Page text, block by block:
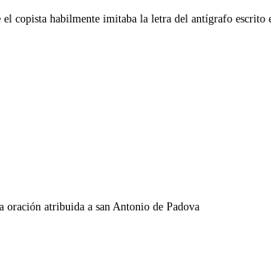
copista habilmente imitaba la letra del antígrafo escrito
oración atribuida a san Antonio de Padova